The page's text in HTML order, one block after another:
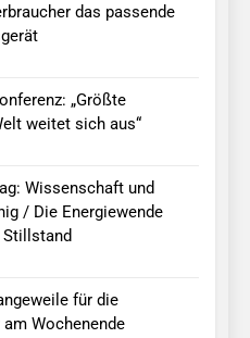
das passende
„Größte
weitet sich aus“
Wissenschaft und
/ Die Energiewende
Stillstand
für die
Wochenende